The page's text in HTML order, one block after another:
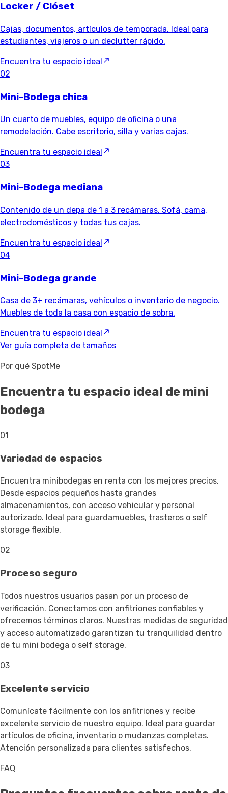
Locker / Clóset
Cajas, documentos, artículos de temporada. Ideal para
estudiantes, viajeros o un declutter rápido.
Encuentra tu espacio ideal
02
Mini-Bodega chica
Un cuarto de muebles, equipo de oficina o una
remodelación. Cabe escritorio, silla y varias cajas.
Encuentra tu espacio ideal
03
Mini-Bodega mediana
Contenido de un depa de 1 a 3 recámaras. Sofá, cama,
electrodomésticos y todas tus cajas.
Encuentra tu espacio ideal
04
Mini-Bodega grande
Casa de 3+ recámaras, vehículos o inventario de negocio.
Muebles de toda la casa con espacio de sobra.
Encuentra tu espacio ideal
Ver guía completa de tamaños
Por qué SpotMe
Encuentra tu espacio ideal de mini
bodega
01
Variedad de espacios
Encuentra minibodegas en renta con los mejores precios.
Desde espacios pequeños hasta grandes
almacenamientos, con acceso vehicular y personal
autorizado. Ideal para guardamuebles, trasteros o self
storage flexible.
02
Proceso seguro
Todos nuestros usuarios pasan por un proceso de
verificación. Conectamos con anfitriones confiables y
ofrecemos términos claros. Nuestras medidas de seguridad
y acceso automatizado garantizan tu tranquilidad dentro
de tu mini bodega o self storage.
03
Excelente servicio
Comunícate fácilmente con los anfitriones y recibe
excelente servicio de nuestro equipo. Ideal para guardar
artículos de oficina, inventario o mudanzas completas.
Atención personalizada para clientes satisfechos.
FAQ